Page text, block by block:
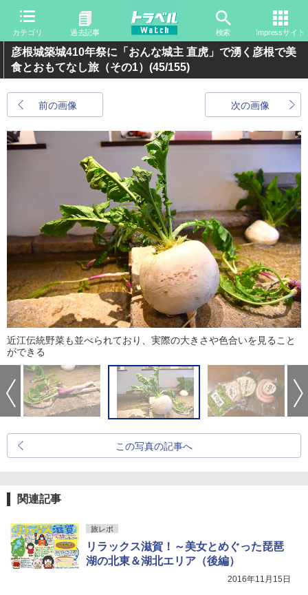
カテゴリ 過去記事 検索 Impressサイト
彦根城築城410年祭に「おんな城主 直虎」で湧く彦根で美
食とおもてなし旅（その1） (45/155)
前の画像 次の画像
近江伝統野菜も並べられており、実際の大きさや色合いを見ること
ができる
この写真の記事へ
関連記事
旅レポ
リラックス滋賀！～美女とめぐった琵琶
湖の北東＆湖北エリア（後編）
2016年11月15日